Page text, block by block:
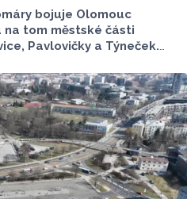
bojuje Olomouc
na tom městské části
Pavlovičky a Týneček.
řešení navrhnul odbor
magistrátu.